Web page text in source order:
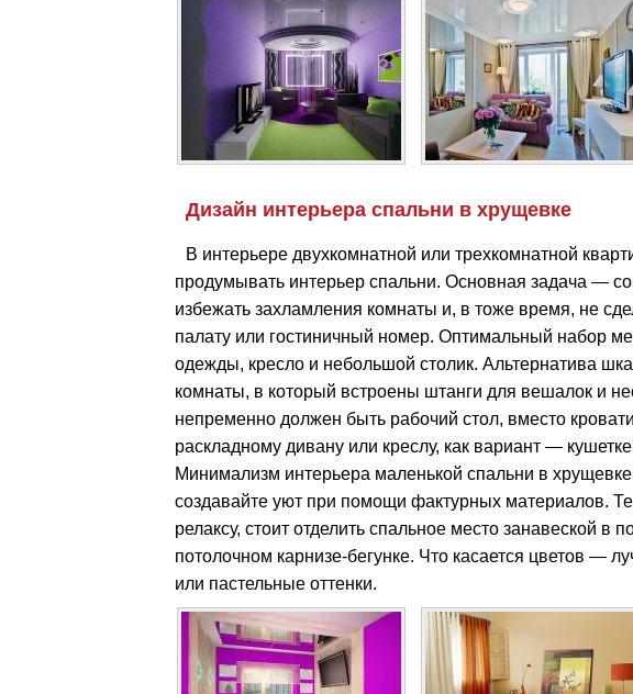
Дизайн интерьера спальни в хрущевке
В интерьере двухкомнатной или трехкомнатной
продумывать интерьер спальни. Основная задача —
избежать захламления комнаты и, в тоже время, не
палату или гостиничный номер. Оптимальный набор
одежды, кресло и небольшой столик. Альтернатива
комнаты, в который встроены штанги для вешалок и
непременно должен быть рабочий стол, вместо
раскладному дивану или креслу, как вариант —
Минимализм интерьера маленькой спальни в
создавайте уют при помощи фактурных материалов.
релаксу, стоит отделить спальное место занавеской в
потолочном карнизе-бегунке. Что касается цветов —
или пастельные оттенки.